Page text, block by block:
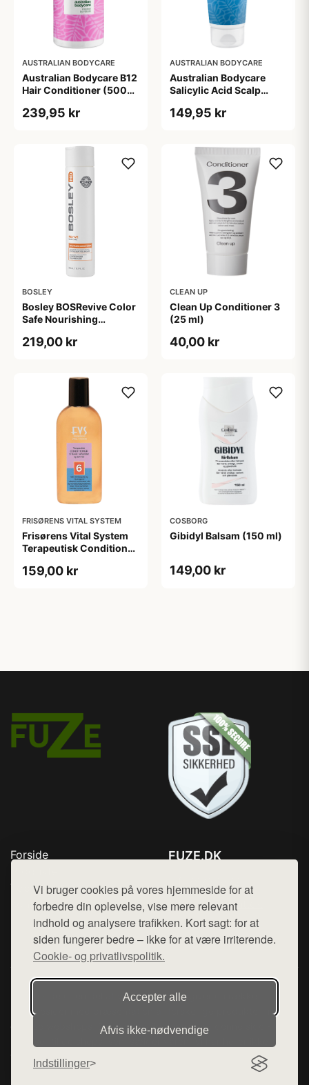
Vi bruger cookies på vores hjemmeside for at
forbedre din oplevelse, vise mere relevant
indhold og analysere trafikken. Kort sagt: for at
siden fungerer bedre – ikke for at være irriterende.
Cookie- og privatlivspolitik.
Accepter alle
Afvis ikke‑nødvendige
Indstillinger
AUSTRALIAN BODYCARE
Australian Bodycare B12
Hair Conditioner (500
239,95 kr
AUSTRALIAN BODYCARE
Australian Bodycare
Salicylic Acid Scalp
149,95 kr
BOSLEY
Bosley BOSRevive Color
Safe Nourishing
219,00 kr
CLEAN UP
Clean Up Conditioner 3
(25 ml)
40,00 kr
FRISØRENS VITAL SYSTEM
Frisørens Vital System
Terapeutisk Conditioner
159,00 kr
COSBORG
Gibidyl Balsam (150 ml)
149,00 kr
Forside
Top Rabatter
Kontakt
FUZE.DK
Mail: hej@want.dk
Cookie- og privatlivspolitik
Denne side er en del af want.dk, der udgiver en række
hjemmesider med præsentation af forskellige produkter fra
diverse webshops. Der sælges ikke varer fra denne side - vi
henviser til de shops, som sælger varen. Vi har heller ikke
varerne på lager.